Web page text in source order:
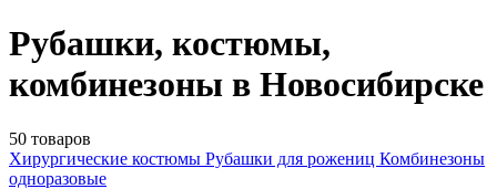
Рубашки, костюмы,
комбинезоны в Новосибирске
50 товаров
Хирургические костюмы Рубашки для рожениц Комбинезоны
одноразовые